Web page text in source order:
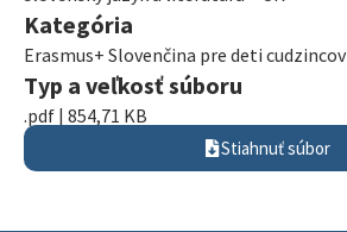
Kategória
Erasmus+ Slovenčina pre deti cudzincov
Typ a veľkosť súboru
.pdf | 854,71 KB
Stiahnuť súbor